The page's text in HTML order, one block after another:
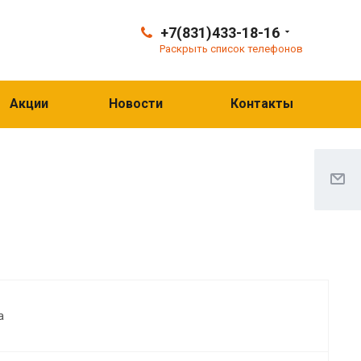
+7(831)433-18-16
Раскрыть список телефонов
Акции Новости Контакты